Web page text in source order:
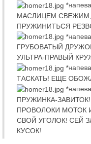
МАСЛИЦЕМ
ПРУЖИНИТЬСЯ
ГРУБОВАТЫЙ
УЛЬТРА-ПРАВЫЙ
ТАСКАТЬ! ЕЩЕ
ПРУЖИНКА-
ПРОВОЛОКИ МОТОК
СВОЙ УГОЛОК! СЕЙ
КУСОК!